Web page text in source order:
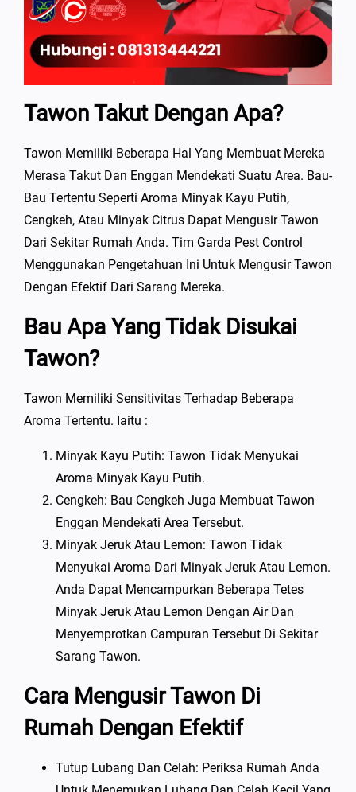
Tawon Takut Dengan Apa?
Tawon Memiliki Beberapa Hal Yang Membuat Mereka
Merasa Takut Dan Enggan Mendekati Suatu Area. Bau-
Bau Tertentu Seperti Aroma Minyak Kayu Putih,
Cengkeh, Atau Minyak Citrus Dapat Mengusir Tawon
Dari Sekitar Rumah Anda. Tim Garda Pest Control
Menggunakan Pengetahuan Ini Untuk Mengusir Tawon
Dengan Efektif Dari Sarang Mereka.
Bau Apa Yang Tidak Disukai
Tawon?
Tawon Memiliki Sensitivitas Terhadap Beberapa
Aroma Tertentu. Iaitu :
Minyak Kayu Putih: Tawon Tidak Menyukai
Aroma Minyak Kayu Putih.
Cengkeh: Bau Cengkeh Juga Membuat Tawon
Enggan Mendekati Area Tersebut.
Minyak Jeruk Atau Lemon: Tawon Tidak
Menyukai Aroma Dari Minyak Jeruk Atau Lemon.
Anda Dapat Mencampurkan Beberapa Tetes
Minyak Jeruk Atau Lemon Dengan Air Dan
Menyemprotkan Campuran Tersebut Di Sekitar
Sarang Tawon.
Cara Mengusir Tawon Di
Rumah Dengan Efektif
Tutup Lubang Dan Celah: Periksa Rumah Anda